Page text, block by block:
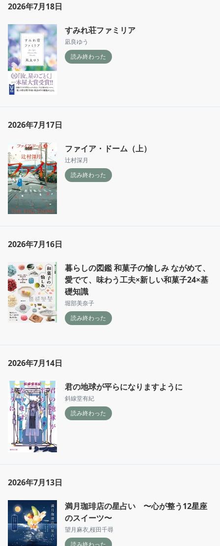
2026年7月18日
すみれ荘ファミリア
凪良ゆう
読み終わった
2026年7月17日
ファイア・ドーム（上）
辻村深月
読み終わった
2026年7月16日
暮らしの図鑑 和菓子の愉しみ ながめて、
愛でて、味わう工夫×新しい和菓子24×基
礎知識
堀部美奈子
読み終わった
2026年7月14日
君の地球が平らになりますように
斜線堂有紀
読み終わった
2026年7月13日
満月珈琲店の星占い 〜心が整う12星座
のスイーツ〜
望月麻衣,桜田千尋
読み終わった